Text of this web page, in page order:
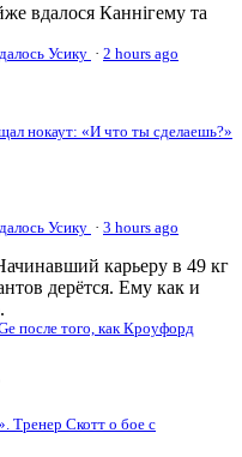
вдалося Каннігему та
Усику · 2 hours ago
нокаут: «И что ты сделаешь?»
Усику · 3 hours ago
карьеру в 49 кг
дерётся. Ему как и
после того, как Кроуфорд
Тренер Скотт о бое с